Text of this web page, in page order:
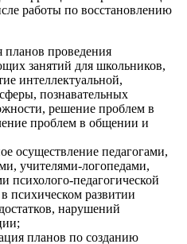
работы по восстановлению
планов проведения
занятий для школьников,
интеллектуальной,
познавательных
решение проблем в
проблем в общении и
осуществление педагогами,
учителями-логопедами,
психолого-педагогической
психическом развитии
нарушений
планов по созданию